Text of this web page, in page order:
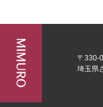
〒330-
埼玉県